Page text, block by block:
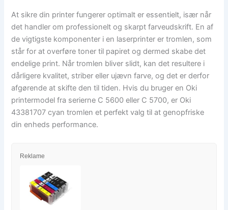
At sikre din printer fungerer optimalt er essentielt, især når
det handler om professionelt og skarpt farveudskrift. En af
de vigtigste komponenter i en laserprinter er tromlen, som
står for at overføre toner til papiret og dermed skabe det
endelige print. Når tromlen bliver slidt, kan det resultere i
dårligere kvalitet, striber eller ujævn farve, og det er derfor
afgørende at skifte den til tiden. Hvis du bruger en Oki
printermodel fra serierne C 5600 eller C 5700, er Oki
43381707 cyan tromlen et perfekt valg til at genopfriske
din enheds performance.
Reklame